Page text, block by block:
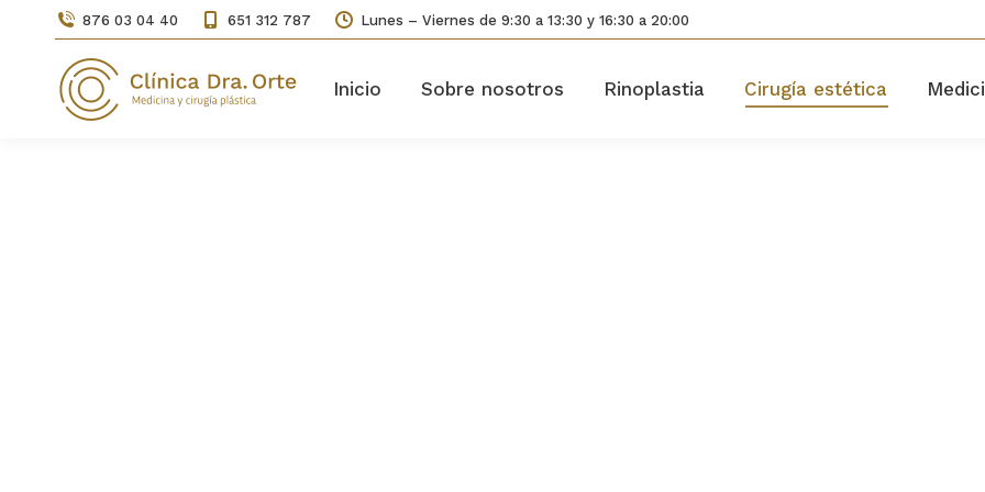
876 03 04 40 651 312 787 Lunes – Viernes de 9:30 a 13:30 y 16:30 a 20:00
Inicio Sobre nosotros Rinoplastia Cirugía estética